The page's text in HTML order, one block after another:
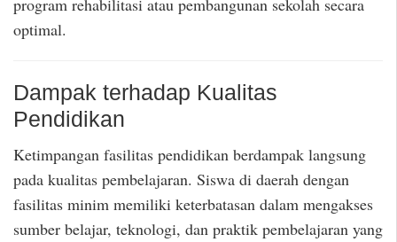
program rehabilitasi atau pembangunan sekolah secara
optimal.
Dampak terhadap Kualitas
Pendidikan
Ketimpangan fasilitas pendidikan berdampak langsung
pada kualitas pembelajaran. Siswa di daerah dengan
fasilitas minim memiliki keterbatasan dalam mengakses
sumber belajar, teknologi, dan praktik pembelajaran yang